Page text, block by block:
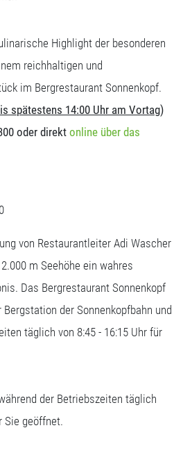
Highlight der besonderen
reichhaltigen und
im Bergrestaurant Sonnenkopf.
spätestens 14:00 Uhr am Vortag)
oder direktonline über das
von Restaurantleiter Adi Wascher
m Seehöhe ein wahres
Das Bergrestaurant Sonnenkopf
der Sonnenkopfbahn und
täglich von 8:45 - 16:15 Uhr für
der Betriebszeiten täglich
Sie geöffnet.